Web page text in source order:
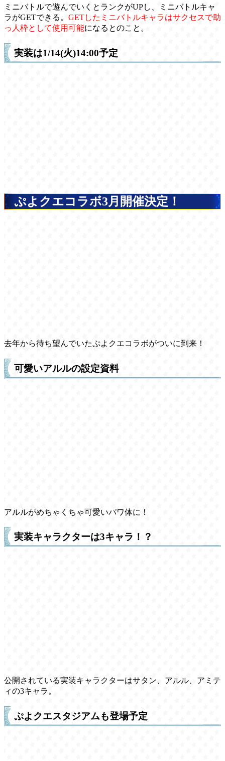
ミニバトルで遊んでいくとランクがUPし、ミニバトルキャ
ラがGETできる。 GETしたミニバトルキャラはサクセスで助
っ人枠として使用可能になるとのこと。
実装は1/14(火)14:00予定
ぷよクエコラボ3月開催決定！
去年から待ち望んでいたぷよクエコラボがついに到来！
可愛いアルルの設定資料
アルルがめちゃくちゃ可愛いパワ体に！
実装キャラクターは3キャラ！？
公開されている実装キャラクターはサタン、アルル、アミテ
ィの3キャラ。
ぷよクエスタジアムも登場予定